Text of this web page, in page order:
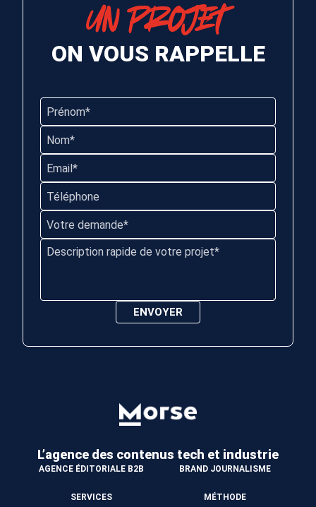
UN PROJET
ON VOUS RAPPELLE
L’agence des contenus tech et industrie
AGENCE ÉDITORIALE B2B BRAND JOURNALISME
SERVICES MÉTHODE